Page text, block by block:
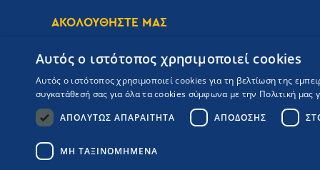
ΑΚΟΛΟΥΘΗΣΤΕ ΜΑΣ
Copyrights Navigator © ΜΗ.Τ.Ε 0206Ε60000476600
Πολιτική Απορρήτου
Αυτός ο ιστότοπος χρησιμοποιεί cookies
Αυτός ο ιστότοπος χρησιμοποιεί cookies για τη βελτίωση της
συγκατάθεσή σας για όλα τα cookies σύμφωνα με την Πολιτική μας
ΑΠΟΛΎΤΩΣ ΑΠΑΡΑΊΤΗΤΑ
ΑΠΌΔΟΣΗΣ
ΜΗ ΤΑΞΙΝΟΜΗΜΈΝΑ